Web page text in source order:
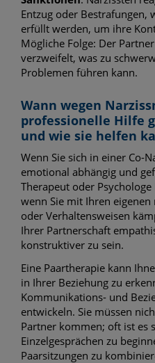
Entzug oder Bestrafungen,
erfüllt werden, um ihre
Mögliche Folge: Der
verzweifelt, was zu
Problemen führen kann.
Wann wegen
professionelle Hilfe
und wie sie helfen
Wenn Sie sich in einer Co-
emotional abhängig und
Therapeut oder
wenn Sie mit Ihren eigenen
oder Verhaltensweisen
Ihrer Partnerschaft
konstruktiver zu sein.
Eine Paartherapie kann
in Ihrer Beziehung zu
Kommunikations- und
entwickeln. Sie müssen
Partner kommen; oft ist es
Einzelgesprächen zu
Paarsitzungen zu